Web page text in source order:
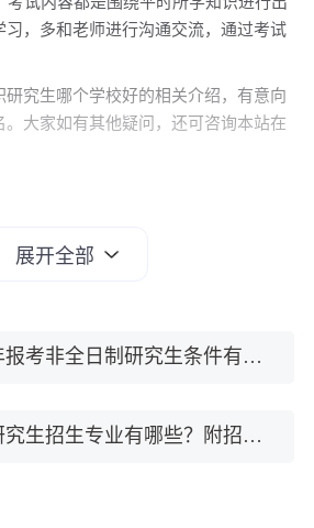
习，多和老师进行沟通交流，通过考试
究生哪个学校好的相关介绍，有意向
。大家如有其他疑问，还可咨询本站在
究生哪个学校好考?
展开全部
非全日制研究生条件有哪些?（附报步骤详解）
生招生专业有哪些？附招生专业表